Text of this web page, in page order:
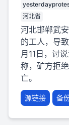
河北省
河北邯郸武
的工人，导
月11日，讨
称，矿方拒
亡。
源链接 备